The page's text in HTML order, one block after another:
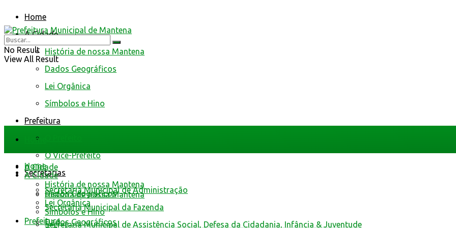
Home
A Cidade
História de nossa Mantena
Dados Geográficos
Lei Orgânica
Símbolos e Hino
Prefeitura
O Vice-Prefeito
Secretarias
Secretaria Municipal de Administração
Secretaria Municipal da Fazenda
Secretaria Municipal de Assistência Social, Defesa da Cidadania, Infância & Juventude
No Result
View All Result
Home
A Cidade
História de nossa Mantena
Dados Geográficos
Home
A Cidade
História de nossa Mantena
Dados Geográficos
Lei Orgânica
Símbolos e Hino
Prefeitura